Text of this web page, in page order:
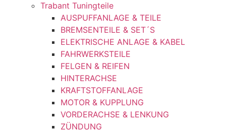
Trabant Tuningteile
AUSPUFFANLAGE & TEILE
BREMSENTEILE & SET´S
ELEKTRISCHE ANLAGE & KABEL
FAHRWERKSTEILE
FELGEN & REIFEN
HINTERACHSE
KRAFTSTOFFANLAGE
MOTOR & KUPPLUNG
VORDERACHSE & LENKUNG
ZÜNDUNG